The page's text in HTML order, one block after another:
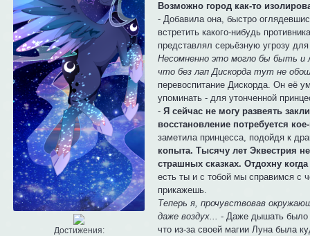
Достижения:
Возможно город как-то
- Добавила она, быстро
встретить какого-нибудь
представлял серьёзную угрозу
Несомненно это могло бы быть и
что без лап Дискорда тут не
перевоспитание Дискорда. Он её
упоминать - для утонченной
-Я сейчас не могу развеять
восстановление потребуется
заметила принцесса, подойдя к
копыта. Тысячу лет Эквестрия
страшных сказках. Отдохну
есть ты и с тобой мы справимся с
прикажешь.
Теперь я, прочувствовав
даже воздух... - Даже дышать было
что из-за своей магии Луна была